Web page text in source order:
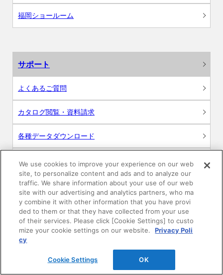
福岡ショールーム
サポート
よくあるご質問
カタログ閲覧・資料請求
各種データダウンロード
WEB見積・各種シミュレーション
交換用部品の購入
修理・点検
お問い合わせ
We use cookies to improve your experience on our web
site, to personalize content and ads and to analyze our
traffic. We share information about your use of our web
site with our advertising and analytics partners, who ma
y combine it with other information that you have provi
ded to them or that they have collected from your use
of their services. Please click [Cookie Settings] to custo
mize your cookie settings on our website.
Privacy Poli
cy
Cookie Settings OK